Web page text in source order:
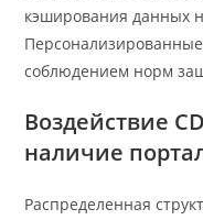
кэширования данных
соблюдением норм
Воздействие
наличие
Распределенная